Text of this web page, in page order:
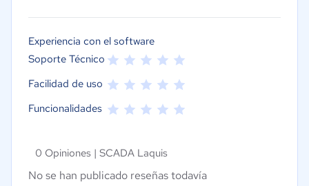
Experiencia con el software
Soporte Técnico
Facilidad de uso
Funcionalidades
0 Opiniones | SCADA Laquis
No se han publicado reseñas todavía